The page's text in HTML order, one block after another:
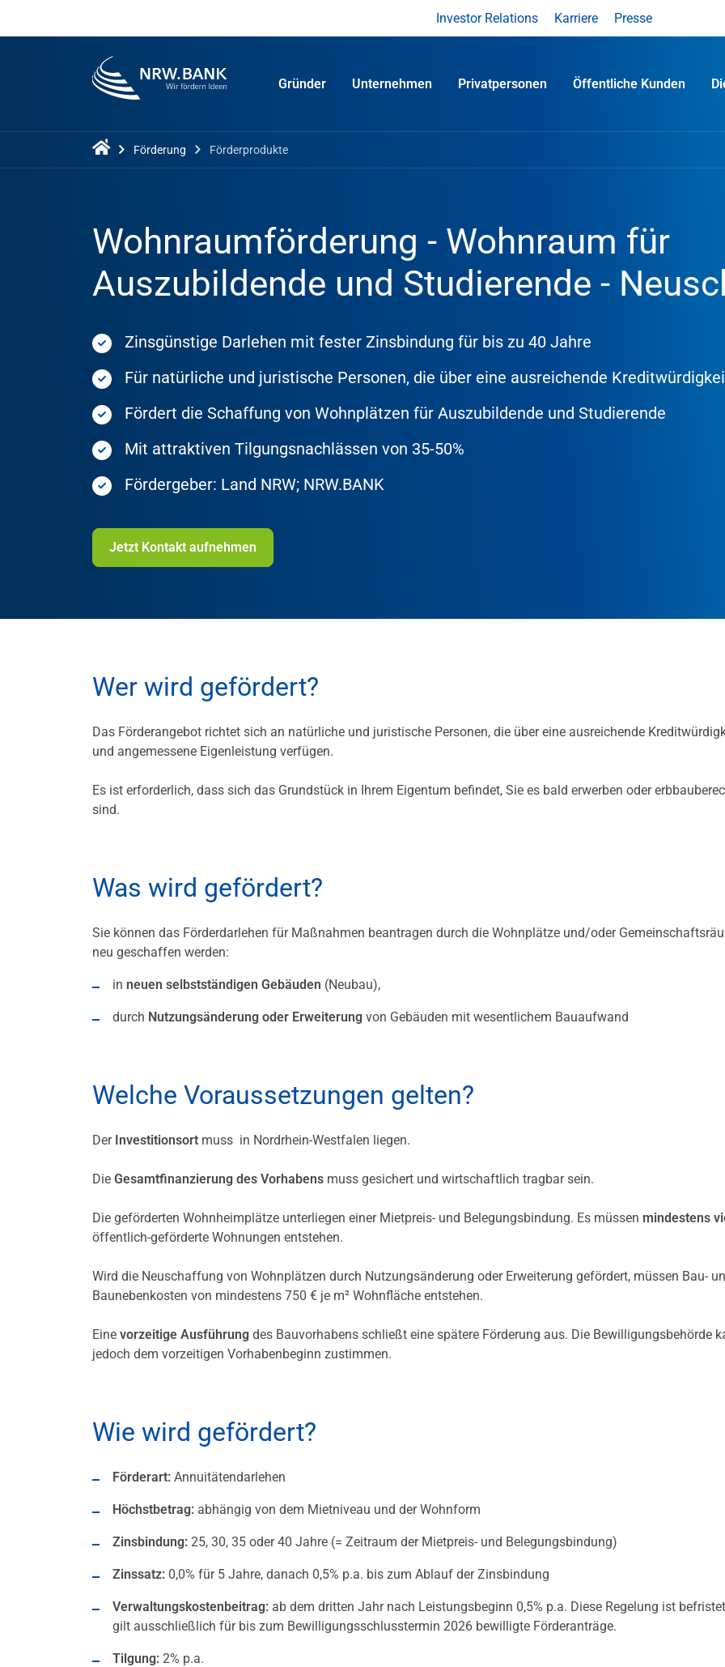
Investor Relations Karriere Presse
Gründer Unternehmen Privatpersonen Öffentliche Kunden
Förderung Förderprodukte
Wohnraumförderung - Wohnraum für
Auszubildende und Studierende -
Zinsgünstige Darlehen mit fester Zinsbindung für bis zu 40 Jahre
Für natürliche und juristische Personen, die über eine ausreichende
Fördert die Schaffung von Wohnplätzen für Auszubildende und Studierende
Mit attraktiven Tilgungsnachlässen von 35-50%
Fördergeber: Land NRW; NRW.BANK
Jetzt Kontakt aufnehmen
Wer wird gefördert?
Das Förderangebot richtet sich an natürliche und juristische Personen, die über eine ausreichende
und angemessene Eigenleistung verfügen.
Es ist erforderlich, dass sich das Grundstück in Ihrem Eigentum befindet, Sie es bald erwerben oder
sind.
Was wird gefördert?
Sie können das Förderdarlehen für Maßnahmen beantragen durch die Wohnplätze und/oder
neu geschaffen werden:
in neuen selbstständigen Gebäuden (Neubau),
durch Nutzungsänderung oder Erweiterung von Gebäuden mit wesentlichem Bauaufwand
Welche Voraussetzungen gelten?
Der Investitionsort muss in Nordrhein-Westfalen liegen.
Die Gesamtfinanzierung des Vorhabens muss gesichert und wirtschaftlich tragbar sein.
Die geförderten Wohnheimplätze unterliegen einer Mietpreis- und Belegungsbindung. Es müssen mindestens
öffentlich-geförderte Wohnungen entstehen.
Wird die Neuschaffung von Wohnplätzen durch Nutzungsänderung oder Erweiterung gefördert, müssen Bau-
Baunebenkosten von mindestens 750 € je m² Wohnfläche entstehen.
Eine vorzeitige Ausführung des Bauvorhabens schließt eine spätere Förderung aus. Die Bewilligungsbehörde
jedoch dem vorzeitigen Vorhabenbeginn zustimmen.
Wie wird gefördert?
Förderart: Annuitätendarlehen
Höchstbetrag: abhängig von dem Mietniveau und der Wohnform
Zinsbindung: 25, 30, 35 oder 40 Jahre (= Zeitraum der Mietpreis- und Belegungsbindung)
Zinssatz: 0,0% für 5 Jahre, danach 0,5% p.a. bis zum Ablauf der Zinsbindung
Verwaltungskostenbeitrag: ab dem dritten Jahr nach Leistungsbeginn 0,5% p.a. Diese Regelung ist
gilt ausschließlich für bis zum Bewilligungsschlusstermin 2026 bewilligte Förderanträge.
Tilgung: 2% p.a.